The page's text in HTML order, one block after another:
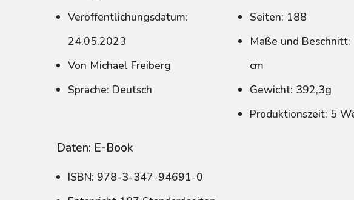
Veröffentlichungsdatum:
24.05.2023
Von Michael Freiberg
Sprache: Deutsch
Seiten: 188
Maße und
cm
Gewicht: 392,3g
Produktionszeit: 5
Daten: E-Book
ISBN: 978-3-347-94691-0